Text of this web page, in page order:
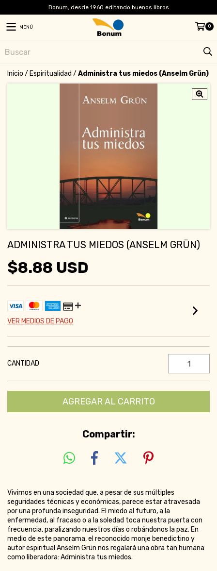
Bonum, desde 1960 editando buenos libros
MENÚ 0
Inicio / Espiritualidad / Administra tus miedos (Anselm Grün)
ADMINISTRA TUS MIEDOS (ANSELM GRÜN)
$8.88 USD
VER MEDIOS DE PAGO
CANTIDAD
Compartir:
Vivimos en una sociedad que, a pesar de sus múltiples
seguridades técnicas y económicas, parece estar atravesada
por una profunda inseguridad. El miedo al futuro, a la
enfermedad, al fracaso o a la soledad toca nuestra puerta con
frecuencia, paralizando nuestros días o robándonos la paz. En
medio de este panorama, el reconocido monje benedictino y
autor espiritual Anselm Grün nos regalará una obra tan humana
como liberadora: Administra tus miedos.